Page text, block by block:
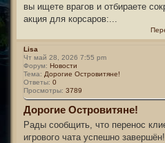
вы ищете врагов и отбираете
акция для корсаров:...
Lisa
Чт май 28, 2026 7:55 pm
Форум: Новости
Тема: Дорогие Островитяне!
Ответы: 0
Просмотры: 3789
Дорогие Островитяне!
Рады сообщить, что перенос
игрового чата успешно